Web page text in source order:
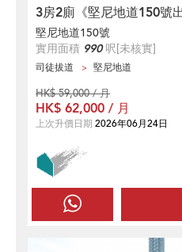
3房2廁《堅尼地道150號
堅尼地道150號
實用面積 990呎[未核實]
司徒拔道 堅尼地道
HK$ 59,000 / 月
HK$ 62,000 / 月
上次升價日期 2026年06月24日